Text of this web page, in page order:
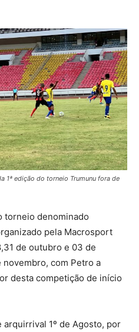
1ª edição do torneio Trumunu fora de
torneio denominado
pela Macrosport
de outubro e 03 de
novembro, com Petro a
desta competição de início
1º de Agosto, por